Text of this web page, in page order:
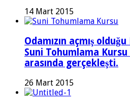
14 Mart 2015
Odamızın açmış
Suni Tohumlama
arasında gerçekleşti.
26 Mart 2015